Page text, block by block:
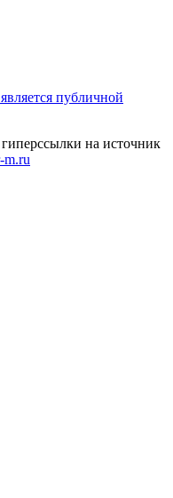
публичной
на источник
m.ru